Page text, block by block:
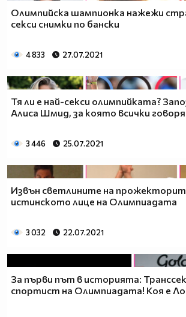
Олимпийска шампионка нажежи
секси снимки по бански
4 833 27.07.2021
Тя ли е най-секси олимпийката?
Алиса Шмид, за която всички
3 446 25.07.2021
Извън светлините на
истинското лице на Олимпиадата
3 032 22.07.2021
За първи път в историята:
спортист на Олимпиадата! Коя е